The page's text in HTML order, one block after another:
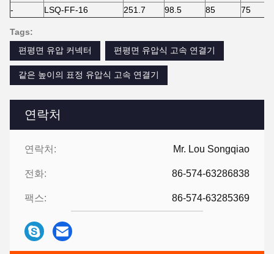
연락처
연락처: Mr. Lou Songqiao
전화: 86-574-63286838
팩스: 86-574-63285369
-
LSQ-FF-16 251.7 98.5 85 75
Tags:
편평면 유압 커넥터
편평면 유압식 고속 연결기
같은 높이의 표정 유압식 고속 연결기